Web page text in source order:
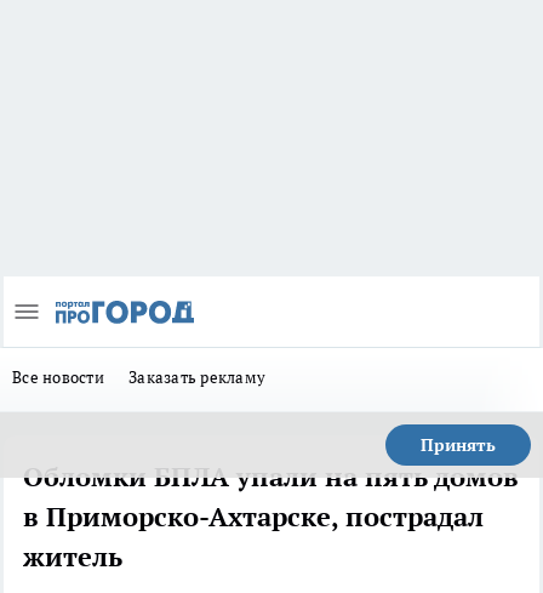
Все новости Заказать рекламу
Принять
Обломки БПЛА упали на пять домов
в Приморско-Ахтарске, пострадал
житель